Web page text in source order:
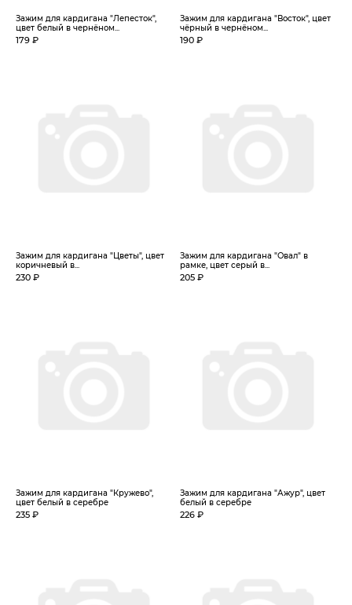
Зажим для кардигана "Лепесток",
цвет белый в чернёном...
179 ₽
Зажим для кардигана "Восток", цвет
чёрный в чернёном...
190 ₽
Зажим для кардигана "Цветы", цвет
коричневый в...
230 ₽
Зажим для кардигана "Овал" в
рамке, цвет серый в...
205 ₽
Зажим для кардигана "Кружево",
цвет белый в серебре
235 ₽
Зажим для кардигана "Ажур", цвет
белый в серебре
226 ₽